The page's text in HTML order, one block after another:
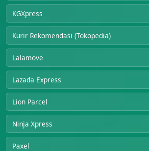
KGXpress
Kurir Rekomendasi (Tokopedia)
Lalamove
Lazada Express
Lion Parcel
Ninja Xpress
Paxel